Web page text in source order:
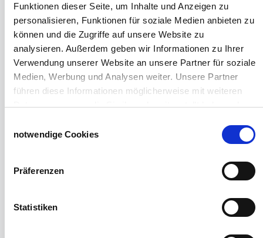
Funktionen dieser Seite, um Inhalte und Anzeigen zu
personalisieren, Funktionen für soziale Medien anbieten zu
können und die Zugriffe auf unsere Website zu
analysieren. Außerdem geben wir Informationen zu Ihrer
Verwendung unserer Website an unsere Partner für soziale
Medien, Werbung und Analysen weiter. Unsere Partner
führen diese Informationen möglicherweise mit weiteren
Daten zusammen, die Sie ihnen bereitgestellt haben oder
haben.
notwendige Cookies
Präferenzen
Statistiken
Schiebetor über Eck selber bauen
Planenhauben für Unterstände
Hofbedarf
Schiebetorsets
Winter und Landwirtschaft
Windschutz Schiebetor
Windschutznetz für Pferdestall
FAQ Schiebetorbau
Schiebetorrollen
Laufschiene und Rollapparate Typ 10
Laufschiene und Rollapparate Typ 50